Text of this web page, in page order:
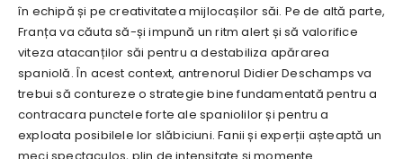
în echipă și pe creativitatea mijlocașilor săi. Pe de altă parte,
Franța va căuta să-și impună un ritm alert și să valorifice
viteza atacanților săi pentru a destabiliza apărarea
spaniolă. În acest context, antrenorul Didier Deschamps va
trebui să contureze o strategie bine fundamentată pentru a
contracara punctele forte ale spaniolilor și pentru a
exploata posibilele lor slăbiciuni. Fanii și experții așteaptă un
meci spectaculos, plin de intensitate și momente